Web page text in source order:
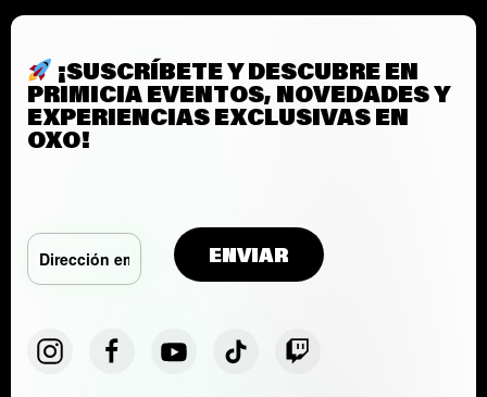
¡SUSCRÍBETE Y DESCUBRE EN
PRIMICIA EVENTOS, NOVEDADES Y
EXPERIENCIAS EXCLUSIVAS EN
OXO!